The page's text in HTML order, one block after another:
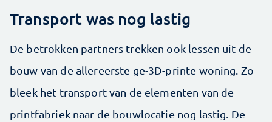
Transport was nog lastig
De betrokken partners trekken ook lessen uit de
bouw van de allereerste ge-3D-printe woning. Zo
bleek het transport van de elementen van de
printfabriek naar de bouwlocatie nog lastig. De